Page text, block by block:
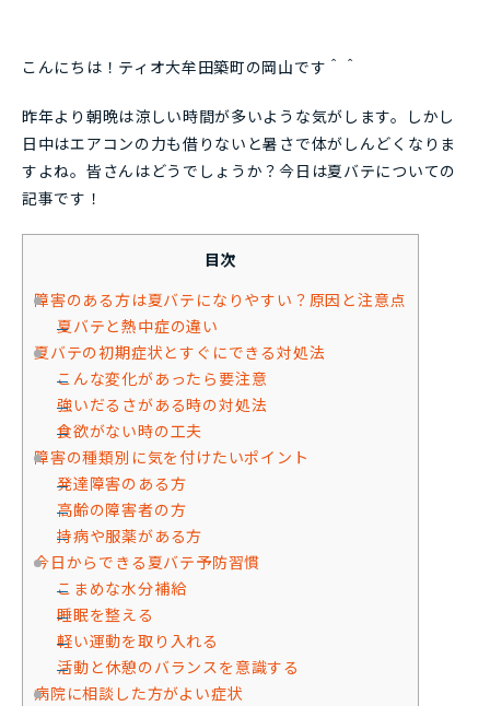
こんにちは！ティオ大牟田築町の岡山です＾＾
昨年より朝晩は涼しい時間が多いような気がします。しかし
日中はエアコンの力も借りないと暑さで体がしんどくなりま
すよね。皆さんはどうでしょうか？今日は夏バテについての
記事です！
目次
障害のある方は夏バテになりやすい？原因と注意点
夏バテと熱中症の違い
夏バテの初期症状とすぐにできる対処法
こんな変化があったら要注意
強いだるさがある時の対処法
食欲がない時の工夫
障害の種類別に気を付けたいポイント
発達障害のある方
高齢の障害者の方
持病や服薬がある方
今日からできる夏バテ予防習慣
こまめな水分補給
睡眠を整える
軽い運動を取り入れる
活動と休憩のバランスを意識する
病院に相談した方がよい症状